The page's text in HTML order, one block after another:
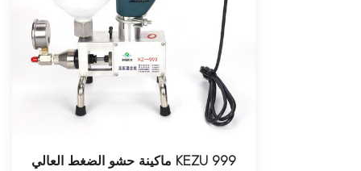
ماكينة حشو الضغط العالي KEZU 999